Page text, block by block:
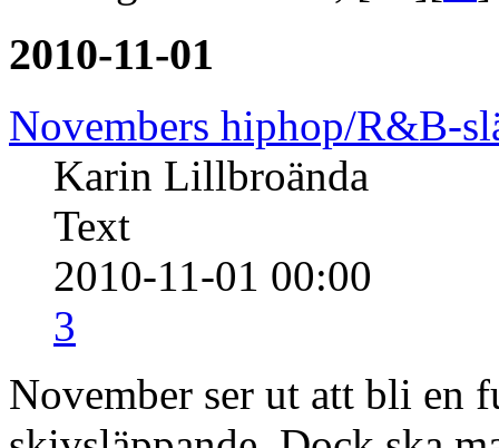
Hitsingeln Beamer, […][
2010-11-01
Novembers hiphop/R&B-
Karin Lillbroända
Text
2010-11-01 00:00
3